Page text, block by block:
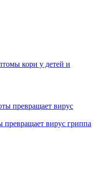
кори у детей и
вирус гриппа